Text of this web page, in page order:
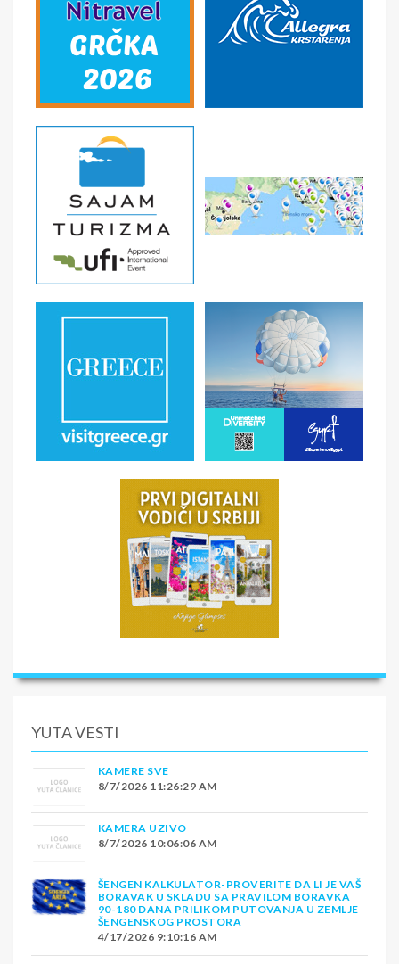
YUTA VESTI
KAMERE SVE
8/7/2026 11:26:29 AM
KAMERA UZIVO
8/7/2026 10:06:06 AM
ŠENGEN KALKULATOR-PROVERITE DA LI JE VAŠ
BORAVAK U SKLADU SA PRAVILOM BORAVKA
90-180 DANA PRILIKOM PUTOVANJA U ZEMLJE
ŠENGENSKOG PROSTORA
4/17/2026 9:10:16 AM